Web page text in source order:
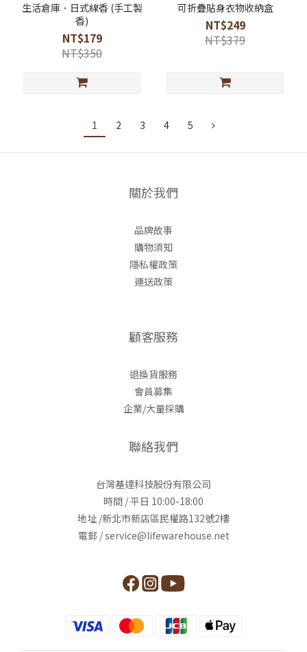
生活倉庫．日式線香 (手工製
香)
NT$179
NT$350
可折疊貼身衣物收納盒
NT$249
NT$379
1 2 3 4 5
關於我們
品牌故事
購物須知
隱私權政策
運送政策
顧客服務
退換貨服務
會員募集
企業/大量採購
聯絡我們
台灣基達科技股份有限公司
時間 / 平日 10:00-18:00
地址 /新北市新店區民權路132號2樓
電郵 / service@lifewarehouse.net